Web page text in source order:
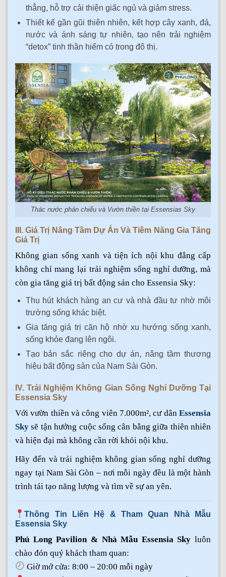
thẳng, hỗ trợ cải thiện giấc ngủ và giảm stress.
Thiết kế gần gũi thiên nhiên, kết hợp cây xanh, đá,
nước và ánh sáng tự nhiên, tạo nên trải nghiệm
“detox” tinh thần hiếm có trong đô thị.
Thác nước phản chiếu và Vườn thiền tại Essensias Sky
III. Giá Trị Nâng Tầm Dự Án Và Tiềm Năng Gia Tăng
Giá Trị
Không gian sống xanh và tiện ích nội khu đẳng cấp
không chỉ mang lại trải nghiệm sống nghỉ dưỡng, mà
còn gia tăng giá trị bất động sản cho Essensia Sky:
Thu hút khách hàng an cư và nhà đầu tư nhờ môi
trường sống khác biệt.
Gia tăng giá trị căn hộ nhờ xu hướng sống xanh,
sống khỏe đang lên ngôi.
Tạo bản sắc riêng cho dự án, nâng tầm thương
hiệu bất động sản của Nam Sài Gòn.
IV. Trải Nghiệm Không Gian Sống Nghỉ Dưỡng Tại
Essensia Sky
Với vườn thiền và công viên 7.000m², cư dân Essensia
Sky sẽ tận hưởng cuộc sống cân bằng giữa thiên nhiên
và hiện đại mà không cần rời khỏi nội khu.
Hãy đến và trải nghiệm không gian sống nghỉ dưỡng
ngay tại Nam Sài Gòn – nơi mỗi ngày đều là một hành
trình tái tạo năng lượng và tìm về sự an yên.
Thông Tin Liên Hệ & Tham Quan Nhà Mẫu
Essensia Sky
Phú Long Pavilion & Nhà Mẫu Essensia Sky luôn
chào đón quý khách tham quan:
Giờ mở cửa: 8:00 – 20:00 mỗi ngày